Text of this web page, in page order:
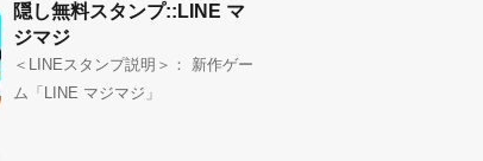
隠し無料スタンプ::LINE マ
ジマジ
＜LINEスタンプ説明＞： 新作ゲー
ム「LINE マジマジ」